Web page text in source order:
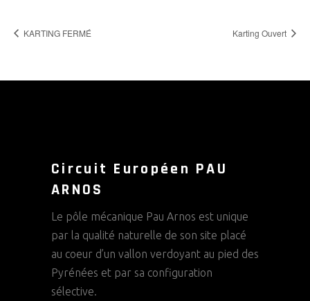
KARTING FERMÉ Karting Ouvert
Circuit Européen PAU
ARNOS
Le pôle mécanique Pau Arnos est unique
par la qualité naturelle de son site placé
au coeur d’un vallon verdoyant au pied des
Pyrénées et par sa configuration
sélective.